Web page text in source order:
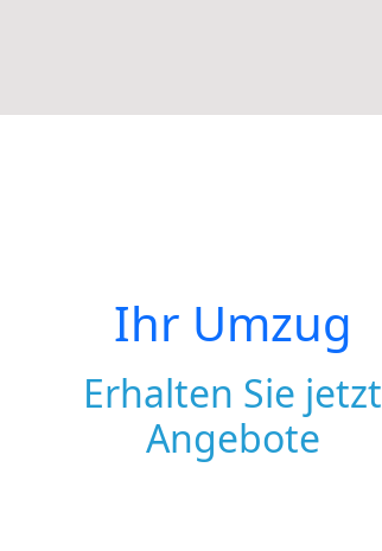
Ihr Umzug
Erhalten Sie jetzt
Angebote